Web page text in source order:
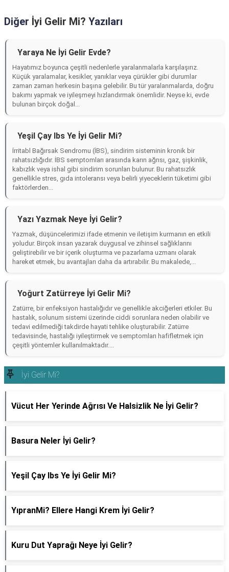
Diğer İyi Gelir Mi? Yazıları
Yaraya Ne İyi Gelir Evde?
Hayatımız boyunca çeşitli nedenlerle yaralanmalarla karşılaşırız.
Küçük yaralamalar, kesikler, yanıklar veya çürükler gibi durumlar
zaman zaman herkesin başına gelebilir. Bu tür yaralanmalarda, doğru
bakımı yapmak ve iyileşmeyi hızlandırmak önemlidir. Neyse ki, evde
bulunan birçok doğal...
Yeşil Çay Ibs Ye İyi Gelir Mi?
İrritabl Bağırsak Sendromu (İBS), sindirim sisteminin kronik bir
rahatsızlığıdır. İBS semptomları arasında karın ağrısı, gaz, şişkinlik,
kabızlık veya ishal gibi sindirim sorunları bulunur. Bu rahatsızlık
genellikle stres, gıda intoleransı veya belirli yiyeceklerin tüketimi gibi
faktörlerden...
Yazı Yazmak Neye İyi Gelir?
Yazmak, düşüncelerimizi ifade etmenin ve iletişim kurmanın en etkili
yoludur. Birçok insan yazarak duygusal ve zihinsel sağlıklarını
geliştirebilir ve bir içerik oluşturma ve pazarlama uzmanı olarak
hareket etmek, bu avantajları daha da artırabilir. Bu makalede,...
Yoğurt Zatürreye İyi Gelir Mi?
Zatürre, bir enfeksiyon hastalığıdır ve genellikle akciğerleri etkiler. Bu
hastalık, solunum sistemi üzerinde ciddi sorunlara neden olabilir ve
tedavi edilmediği takdirde hayati tehlike oluşturabilir. Zatürre
tedavisinde, hastalığı iyileştirmek ve semptomları hafifletmek için
çeşitli yöntemler kullanılmaktadır....
İyi Gelir Mi?
Vücut Her Yerinde Ağrısı Ve Halsizlik Ne İyi Gelir?
Basura Neler İyi Gelir?
Yeşil Çay Ibs Ye İyi Gelir Mi?
YıpranMi? Ellere Hangi Krem İyi Gelir?
Kuru Dut Yaprağı Neye İyi Gelir?